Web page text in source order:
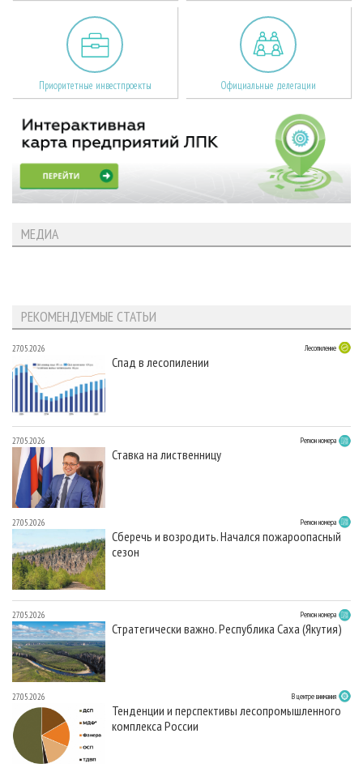
Приоритетные инвестпроекты Официальные делегации
МЕДИА
РЕКОМЕНДУЕМЫЕ СТАТЬИ
27.05.2026 Лесопиление
Спад в лесопилении
27.05.2026 Регион номера
Ставка на лиственницу
27.05.2026 Регион номера
Сберечь и возродить. Начался пожароопасный
сезон
27.05.2026 Регион номера
Стратегически важно. Республика Саха (Якутия)
27.05.2026 В центре внимания
Тенденции и перспективы лесопромышленного
комплекса России